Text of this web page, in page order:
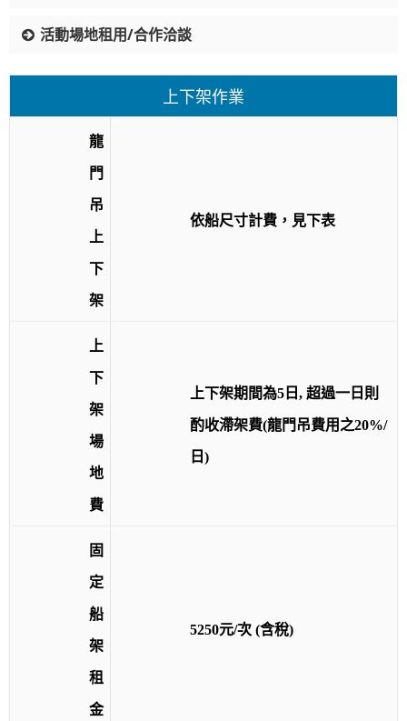
活動場地租用/合作洽談
上下架作業
龍
門
吊
上
下
架
依船尺寸計費，見下表
上
下
架
場
地
費
上下架期間為5日, 超過一日則
酌收滯架費(龍門吊費用之20%/
日)
固
定
船
架
租
金
5250元/次 (含稅)